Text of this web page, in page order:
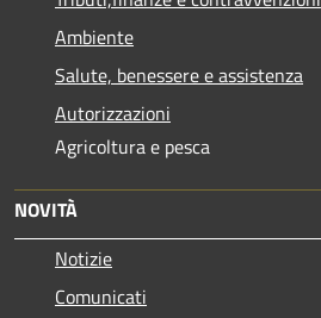
Ambiente
Salute, benessere e assistenza
Autorizzazioni
Agricoltura e pesca
NOVITÀ
Notizie
Comunicati